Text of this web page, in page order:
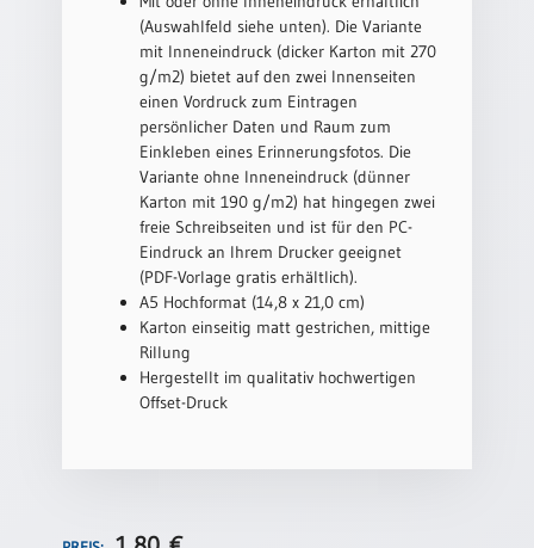
Hochzeitsjubiläum
Abendmahlszulassung
Kirchen(wieder)eintritt
Urkunden
(Auswahlfeld siehe unten). Die Variante
mit Inneneindruck (dicker Karton mit 270
g/m2) bietet auf den zwei Innenseiten
einen Vordruck zum Eintragen
persönlicher Daten und Raum zum
Einkleben eines Erinnerungsfotos. Die
Variante ohne Inneneindruck (dünner
Karton mit 190 g/m2) hat hingegen zwei
freie Schreibseiten und ist für den PC-
Eindruck an Ihrem Drucker geeignet
(PDF-Vorlage gratis erhältlich).
A5 Hochformat (14,8 x 21,0 cm)
Karton einseitig matt gestrichen, mittige
Rillung
Hergestellt im qualitativ hochwertigen
Offset-Druck